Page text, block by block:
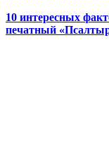
10 интересных
печатный